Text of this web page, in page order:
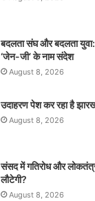
बदलता संघ और बदलता
‘जेन-जी’ के नाम संदेश
August 8, 2026
उदाहरण पेश कर रहा है
August 8, 2026
संसद में गतिरोध और
लौटेगी?
August 8, 2026